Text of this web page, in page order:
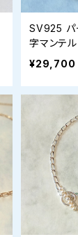
SV925 パ
字マンテ
¥29,700